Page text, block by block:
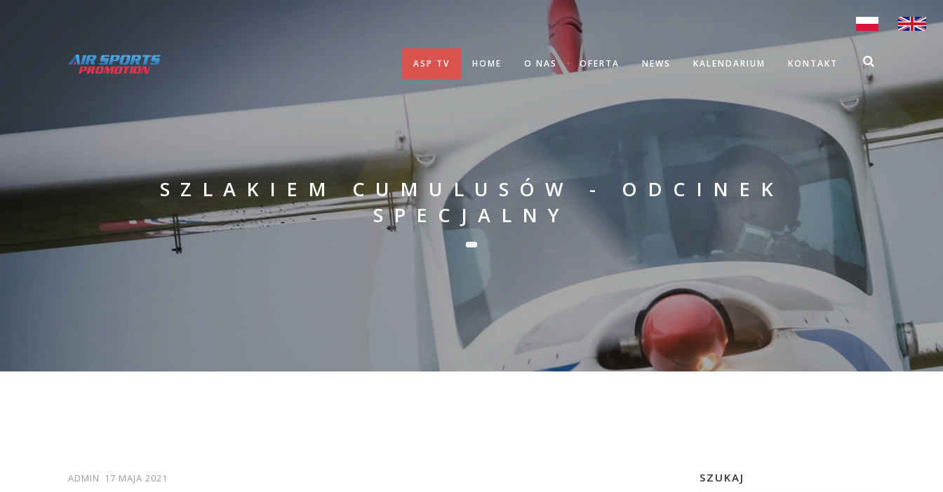
ASP TV HOME O NAS OFERTA NEWS KALENDARIUM KONTAKT
SZLAKIEM CUMULUSÓW - ODCINEK
SPECJALNY
ADMIN 17 MAJA 2021 SZUKAJ